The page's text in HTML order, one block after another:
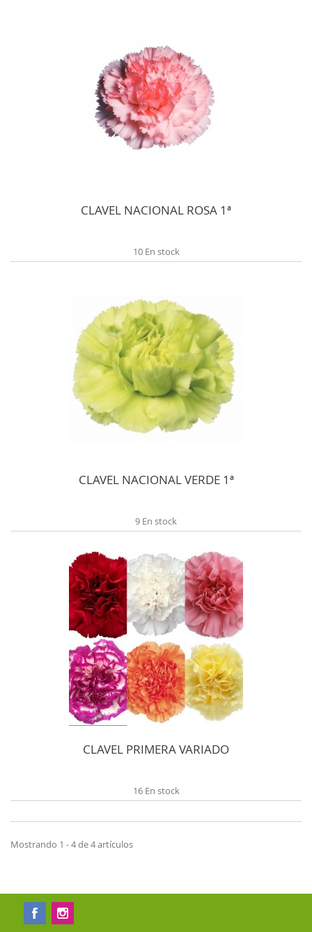
CLAVEL NACIONAL ROSA 1ª
10 En stock
CLAVEL NACIONAL VERDE 1ª
9 En stock
CLAVEL PRIMERA VARIADO
16 En stock
Mostrando 1 - 4 de 4 artículos